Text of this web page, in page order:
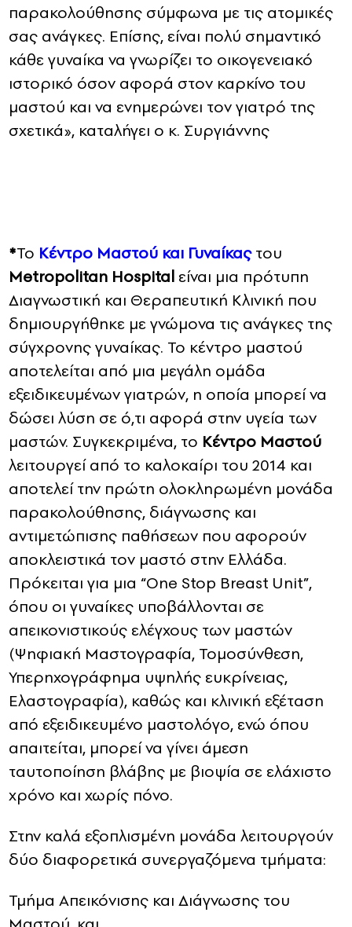
παρακολούθησης σύμφωνα με τις ατομικές
σας ανάγκες. Επίσης, είναι πολύ σημαντικό
κάθε γυναίκα να γνωρίζει το οικογενειακό
ιστορικό όσον αφορά στον καρκίνο του
μαστού και να ενημερώνει τον γιατρό της
σχετικά», καταλήγει ο κ. Συργιάννης
*Το Κέντρο Μαστού και Γυναίκαςτου
Metropolitan Hospital είναι μια πρότυπη
Διαγνωστική και Θεραπευτική Κλινική που
δημιουργήθηκε με γνώμονα τις ανάγκες της
σύγχρονης γυναίκας. Το κέντρο μαστού
αποτελείται από μια μεγάλη ομάδα
εξειδικευμένων γιατρών, η οποία μπορεί να
δώσει λύση σε ό,τι αφορά στην υγεία των
μαστών. Συγκεκριμένα, το Κέντρο Μαστού
λειτουργεί από το καλοκαίρι του 2014 και
αποτελεί την πρώτη ολοκληρωμένη μονάδα
παρακολούθησης, διάγνωσης και
αντιμετώπισης παθήσεων που αφορούν
αποκλειστικά τον μαστό στην Ελλάδα.
Πρόκειται για μια “One Stop Breast Unit”,
όπου οι γυναίκες υποβάλλονται σε
απεικονιστικούς ελέγχους των μαστών
(Ψηφιακή Μαστογραφία, Τομοσύνθεση,
Υπερηχογράφημα υψηλής ευκρίνειας,
Ελαστογραφία), καθώς και κλινική εξέταση
από εξειδικευμένο μαστολόγο, ενώ όπου
απαιτείται, μπορεί να γίνει άμεση
ταυτοποίηση βλάβης με βιοψία σε ελάχιστο
χρόνο και χωρίς πόνο.
Στην καλά εξοπλισμένη μονάδα λειτουργούν
δύο διαφορετικά συνεργαζόμενα τμήματα:
Τμήμα Απεικόνισης και Διάγνωσης του